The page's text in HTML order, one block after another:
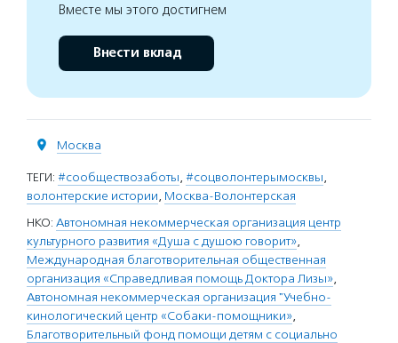
Вместе мы этого достигнем
Внести вклад
Москва
ТЕГИ: #сообществозаботы, #соцволонтерымосквы,
волонтерские истории, Москва-Волонтерская
НКО: Автономная некоммерческая организация центр
культурного развития «Душа с душою говорит»,
Международная благотворительная общественная
организация «Справедливая помощь Доктора Лизы»,
Автономная некоммерческая организация "Учебно-
кинологический центр «Собаки-помощники»,
Благотворительный фонд помощи детям с социально